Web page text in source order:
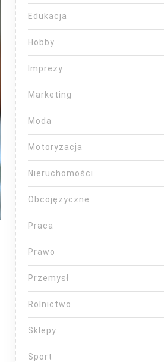
Edukacja
Hobby
Imprezy
Marketing
Moda
Motoryzacja
Nieruchomości
Obcojęzyczne
Praca
Prawo
Przemysł
Rolnictwo
Sklepy
Sport